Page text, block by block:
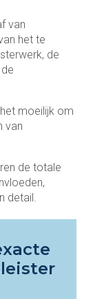
van
het te
de
moeilijk om
van
de totale
detail.